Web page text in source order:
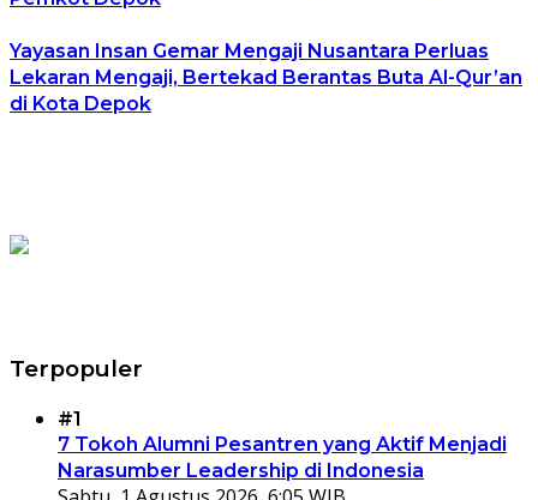
Yayasan Insan Gemar Mengaji Nusantara Perluas
Lekaran Mengaji, Bertekad Berantas Buta Al-Qur’an
di Kota Depok
Terpopuler
#1
7 Tokoh Alumni Pesantren yang Aktif Menjadi
Narasumber Leadership di Indonesia